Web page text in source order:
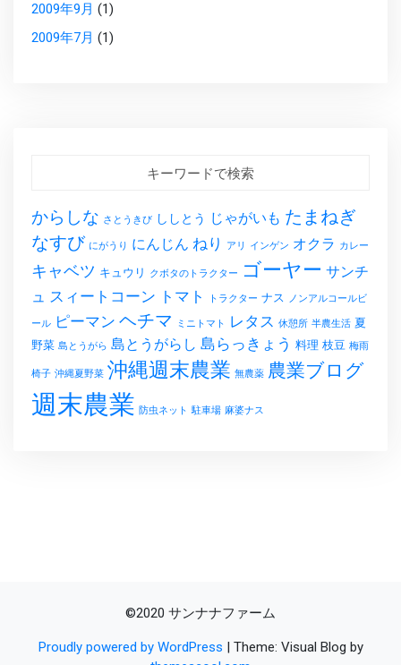
2009年9月 (1)
2009年7月 (1)
キーワードで検索
からしな さとうきび ししとう じゃがいも たまねぎ
なすび にがうり にんじん ねり アリ インゲン オクラ カレー
キャベツ キュウリ クボタのトラクター ゴーヤー サンチ
ュ スィートコーン トマト トラクター ナス ノンアルコールビ
ール ピーマン ヘチマ ミニトマト レタス 休憩所 半農生活 夏
野菜 島とうがら 島とうがらし 島らっきょう 料理 枝豆 梅雨
椅子 沖縄夏野菜 沖縄週末農業 無農薬 農業ブログ
週末農業 防虫ネット 駐車場 麻婆ナス
©2020 サンナナファーム
Proudly powered by WordPress | Theme: Visual Blog by